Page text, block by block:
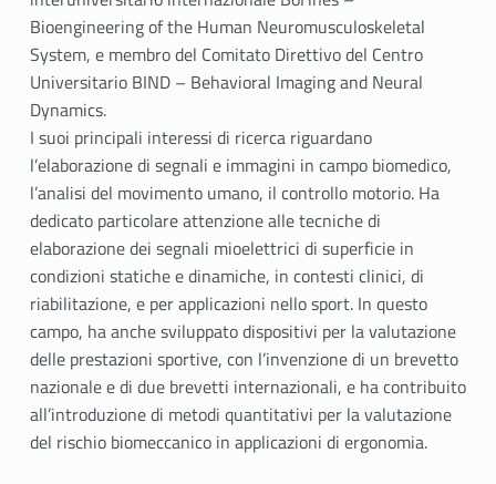
Bioengineering of the Human Neuromusculoskeletal
System, e membro del Comitato Direttivo del Centro
Universitario BIND – Behavioral Imaging and Neural
Dynamics.
I suoi principali interessi di ricerca riguardano
l’elaborazione di segnali e immagini in campo biomedico,
l’analisi del movimento umano, il controllo motorio. Ha
dedicato particolare attenzione alle tecniche di
elaborazione dei segnali mioelettrici di superficie in
condizioni statiche e dinamiche, in contesti clinici, di
riabilitazione, e per applicazioni nello sport. In questo
campo, ha anche sviluppato dispositivi per la valutazione
delle prestazioni sportive, con l’invenzione di un brevetto
nazionale e di due brevetti internazionali, e ha contribuito
all’introduzione di metodi quantitativi per la valutazione
del rischio biomeccanico in applicazioni di ergonomia.